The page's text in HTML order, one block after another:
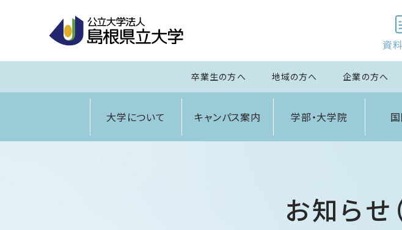
卒業生の方へ 地域の方へ 企業の方へ
大学について キャンパス案内 学部・大学院
お知らせ